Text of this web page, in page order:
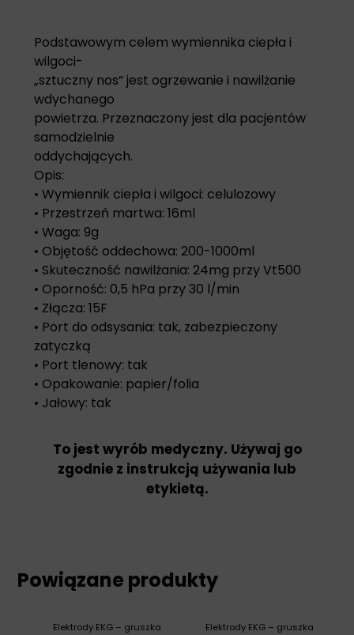
Podstawowym celem wymiennika ciepła i
wilgoci-
„sztuczny nos” jest ogrzewanie i nawilżanie
wdychanego
powietrza. Przeznaczony jest dla pacjentów
samodzielnie
oddychających.
Opis:
• Wymiennik ciepła i wilgoci: celulozowy
• Przestrzeń martwa: 16ml
• Waga: 9g
• Objętość oddechowa: 200-1000ml
• Skuteczność nawilżania: 24mg przy Vt500
• Oporność: 0,5 hPa przy 30 l/min
• Złącza: 15F
• Port do odsysania: tak, zabezpieczony
zatyczką
• Port tlenowy: tak
• Opakowanie: papier/folia
• Jałowy: tak
To jest wyrób medyczny. Używaj go
zgodnie z instrukcją używania lub
etykietą.
Powiązane produkty
Elektrody EKG – gruszka
Elektrody EKG – gruszka